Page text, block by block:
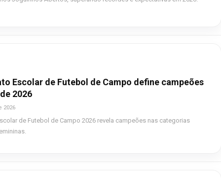
Escolar de Futebol de Campo define campeões
2026
2026
de Futebol de Campo 2026 revela campeões nas categorias